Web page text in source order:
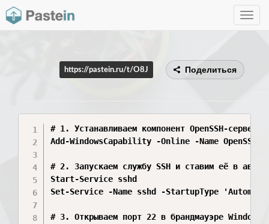
Toggle
https://pastein.ru/t/O8J Поделиться
# 1. Устанавливаем компонент OpenSSH-сервера
Add-WindowsCapability -Online -Name
# 2. Запускаем службу SSH и ставим её в
Start-Service sshd
Set-Service -Name sshd -StartupType
# 3. Открываем порт 22 в брандмауэре Windows